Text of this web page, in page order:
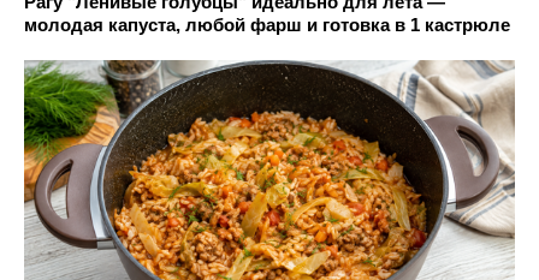
молодая капуста, любой фарш и готовка в 1 кастрюле